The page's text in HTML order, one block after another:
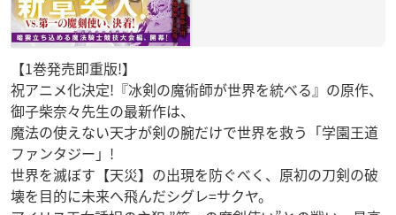
【1巻発売即重版!】
祝アニメ化決定!『冰剣の魔術師が世界を統べる』の原作、
御子柴奈々先生の最新作は、
魔法の使えない天才が剣の腕だけで世界を救う「学園王道
ファンタジー」!
世界を滅ぼす【天災】の出現を防ぐべく、原初の刀剣の破
壊を目的に未来へ飛んだシグレ=サクヤ。